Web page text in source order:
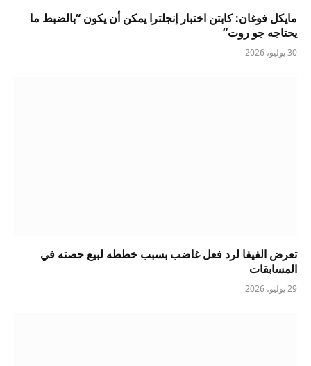
مايكل فوغان: كابتن اختبار إنجلترا يمكن أن يكون “بالضبط ما
يحتاجه جو روت”
30 يوليو، 2026
تعرض الفيفا لرد فعل غاضب بسبب خططه لبيع حصته في
المسابقات
29 يوليو، 2026